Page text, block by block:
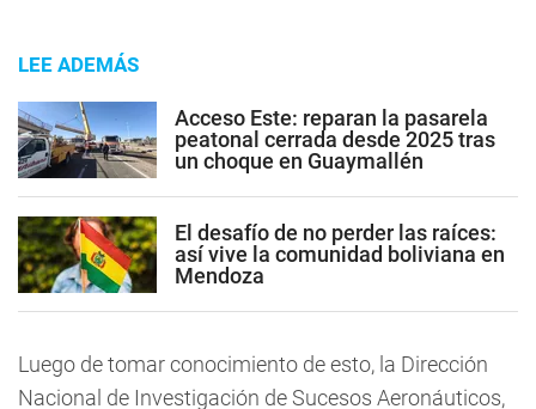
LEE ADEMÁS
Acceso Este: reparan la pasarela
peatonal cerrada desde 2025 tras
un choque en Guaymallén
El desafío de no perder las raíces:
así vive la comunidad boliviana en
Mendoza
Luego de tomar conocimiento de esto, la Dirección
Nacional de Investigación de Sucesos Aeronáuticos,